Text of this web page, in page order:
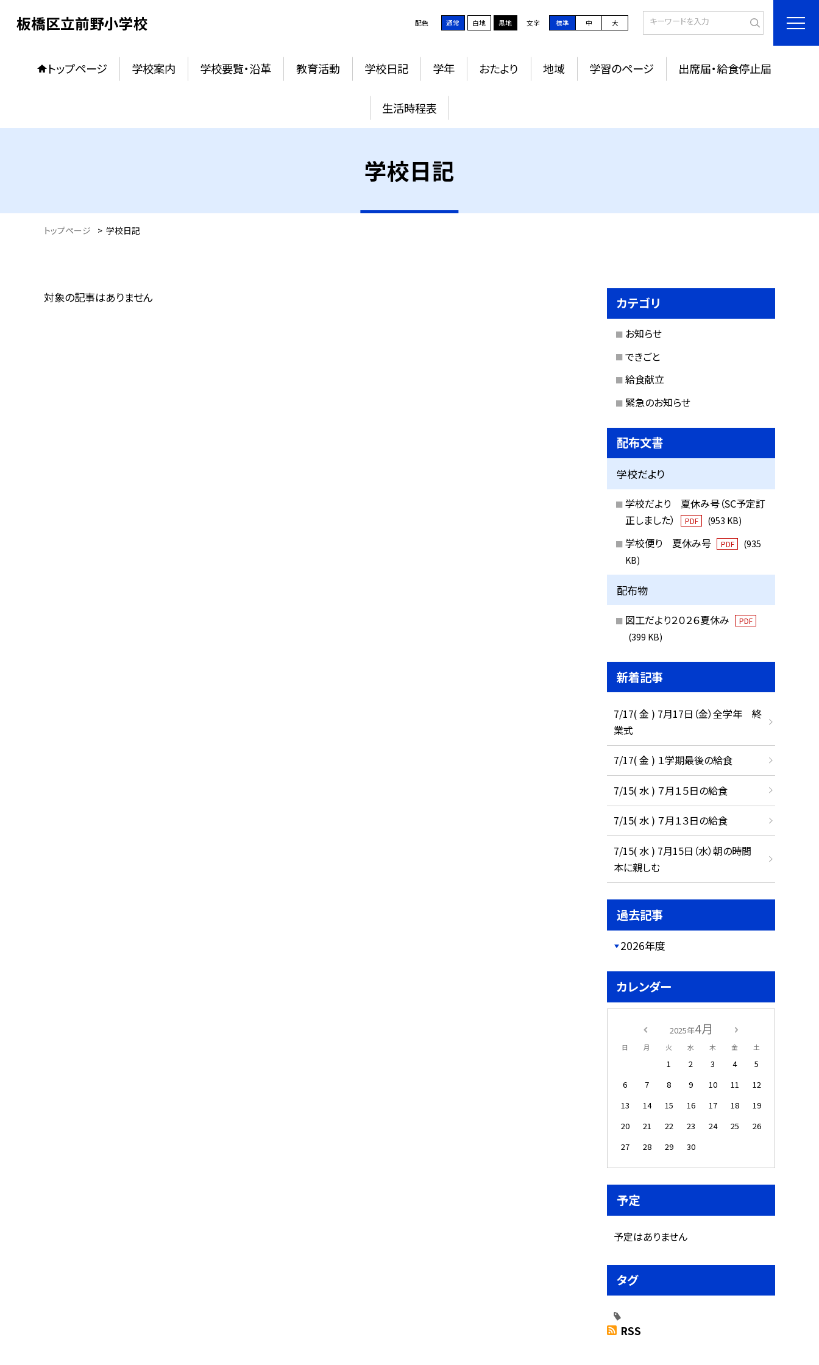
板橋区立前野小学校 配色 通常 白地 黒地 文字 標準 中 大
トップページ 学校案内 学校要覧・沿革 教育活動 学校日記 学年 おたより 地域 学習のページ 出席届・給食停止届
生活時程表
学校日記
トップページ > 学校日記
対象の記事はありません カテゴリ
お知らせ
できごと
給食献立
緊急のお知らせ
配布文書
学校だより
学校だより 夏休み号（SC予定訂
正しました）
PDF (953 KB)
学校便り 夏休み号 PDF
(935
KB)
配布物
図工だより２０２６夏休み PDF
(399 KB)
新着記事
7/17( 金 ) 7月17日（金）全学年 終
業式
7/17( 金 ) １学期最後の給食
7/15( 水 ) ７月１５日の給食
7/15( 水 ) ７月１３日の給食
7/15( 水 ) 7月15日（水）朝の時間
本に親しむ
過去記事
2026年度
カレンダー
2025年4月
日 月 火 水 木 金 土
1 2 3 4
5
6
7 8 9 10 11
12
13
14 15 16 17 18
19
20
21 22 23 24 25
26
27
28 29 30
予定
予定はありません
タグ
RSS